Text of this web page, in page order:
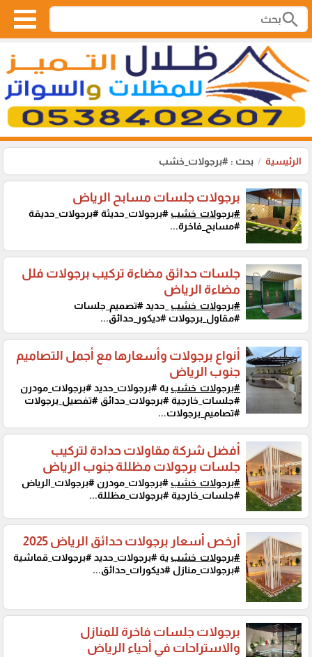
search
الرئيسية بحث : #برجولات_خشب
برجولات جلسات مسابح الرياض
#برجولات_خشب #برجولات_حديثة #برجولات_حديقة
#مسابح_فاخرة...
جلسات حدائق مضاءة تركيب برجولات فلل
مضاءة الرياض
#برجولات_خشب _حديد #تصميم_جلسات
#مقاول_برجولات #ديكور_حدائق...
أنواع برجولات وأسعارها مع أجمل التصاميم
جنوب الرياض
#برجولات_خشب ية #برجولات_حديد #برجولات_مودرن
#جلسات_خارجية #برجولات_حدائق #تفصيل_برجولات
#تصاميم_برجولات...
أفضل شركة مقاولات حدادة لتركيب
جلسات برجولات مظللة جنوب الرياض
#برجولات_خشب #برجولات_مودرن #برجولات_الرياض
#جلسات_خارجية #برجولات_مظللة...
أرخص أسعار برجولات حدائق الرياض 2025
#برجولات_خشب ية #برجولات_حديد #برجولات_قماشية
#برجولات_منازل #ديكورات_حدائق...
برجولات جلسات فاخرة للمنازل
والاستراحات في أحياء الرياض